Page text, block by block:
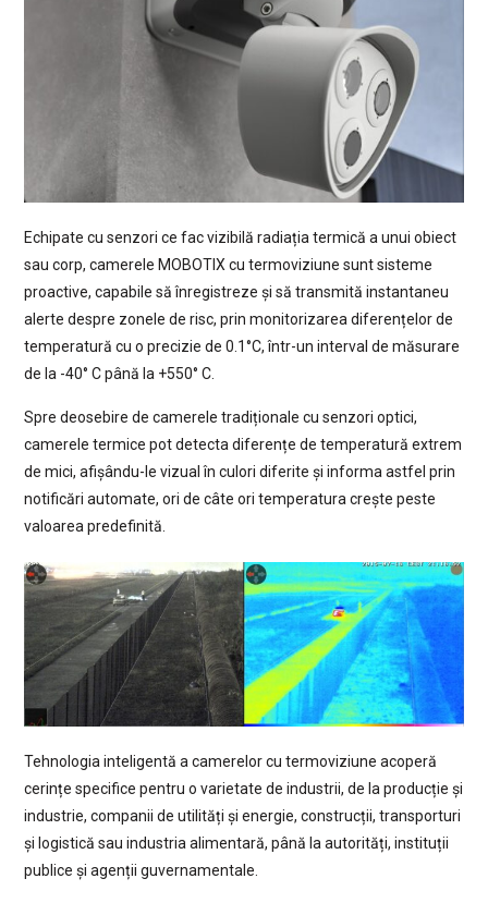
Echipate cu senzori ce fac vizibilă radiația termică a unui obiect
sau corp, camerele MOBOTIX cu termoviziune sunt sisteme
proactive, capabile să înregistreze și să transmită instantaneu
alerte despre zonele de risc, prin monitorizarea diferențelor de
temperatură cu o precizie de 0.1°C, într-un interval de măsurare
de la -40° C până la +550° C.
Spre deosebire de camerele tradiționale cu senzori optici,
camerele termice pot detecta diferențe de temperatură extrem
de mici, afișându-le vizual în culori diferite și informa astfel prin
notificări automate, ori de câte ori temperatura crește peste
valoarea predefinită.
Tehnologia inteligentă a camerelor cu termoviziune acoperă
cerințe specifice pentru o varietate de industrii, de la producție și
industrie, companii de utilități și energie, construcții, transporturi
și logistică sau industria alimentară, până la autorități, instituții
publice și agenții guvernamentale.